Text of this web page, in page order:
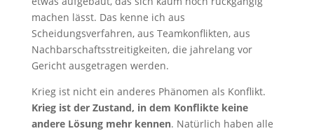
machen lässt. Das kenne ich aus
Scheidungsverfahren, aus Teamkonflikten, aus
Nachbarschaftsstreitigkeiten, die jahrelang vor
Gericht ausgetragen werden.
Krieg ist nicht ein anderes Phänomen als Konflikt.
Krieg ist der Zustand, in dem Konflikte keine
andere Lösung mehr kennen. Natürlich haben alle